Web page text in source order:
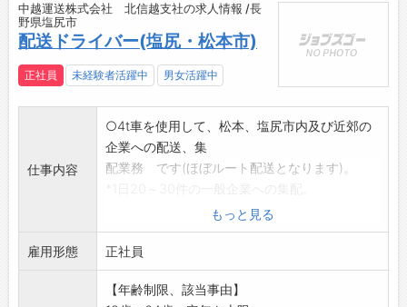
中越運送株式会社 北信越支社の求人情報 /長
野県塩尻市
配送ドライバー(塩尻・松本市)
正社員 未経験者活躍中 男女活躍中
仕事内容
○4t車を使用して、松本、塩尻市内及び近郊の
企業への配送、集
配業務 です(ほぼルート配送となります)。
(20Kg程度の荷物もあります。)
*経験の有無を問わず、1～2ヶ月添乗指導があ
ります。
*フォークリフト免許は入社後取得可。
採用後、業務内容の変更予定なし
もっと見る
雇用形態 正社員
【年齢制限、該当事由】